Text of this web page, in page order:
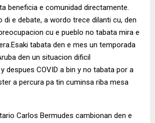
beneficia e comunidad directamente.
di e debate, a wordo trece dilanti cu, den
cu e pueblo no tabata mira e
tabata den e mes un temporada
den un situacion dificil
despues COVID a bin y no tabata por a
a percura pa tin cuminsa riba mesa
Carlos Bermudes cambionan den e